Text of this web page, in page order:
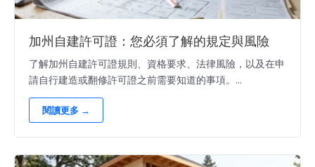
加州自建許可證：您必須了解的規定與風險
了解加州自建許可證規則、資格要求、法律風險，以及在申
請自行建造或翻修許可證之前需要知道的事項。...
閱讀更多 →